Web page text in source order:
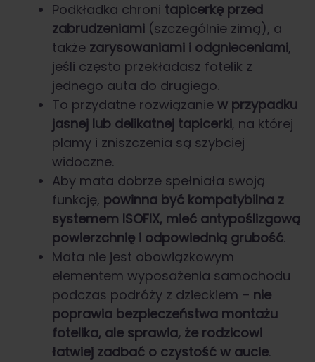
Podkładka chroni tapicerkę przed
zabrudzeniami (szczególnie zimą), a
także zarysowaniami i odgnieceniami,
jeśli często przekładasz fotelik z
jednego auta do drugiego.
To przydatne rozwiązanie w przypadku
jasnej lub delikatnej tapicerki, na której
plamy i zniszczenia są szybciej
widoczne.
Aby mata dobrze spełniała swoją
funkcję, powinna być kompatybilna z
systemem ISOFIX, mieć antypoślizgową
powierzchnię i odpowiednią grubość.
Mata nie jest obowiązkowym
elementem wyposażenia samochodu
podczas podróży z dzieckiem – nie
poprawia bezpieczeństwa montażu
fotelika, ale sprawia, że rodzicowi
łatwiej zadbać o czystość w aucie.